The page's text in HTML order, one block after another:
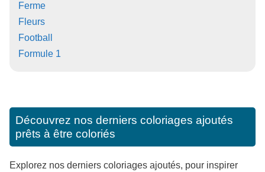
Ferme
Fleurs
Football
Formule 1
Découvrez nos derniers coloriages ajoutés
prêts à être coloriés
Explorez nos derniers coloriages ajoutés, pour inspirer